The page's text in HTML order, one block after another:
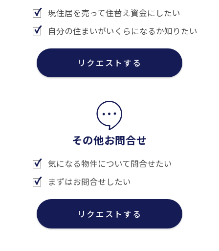
現住居を売って住替え資金にしたい
自分の住まいがいくらになるか知りたい
リクエストする
その他お問合せ
気になる物件について問合せたい
まずはお問合せしたい
リクエストする